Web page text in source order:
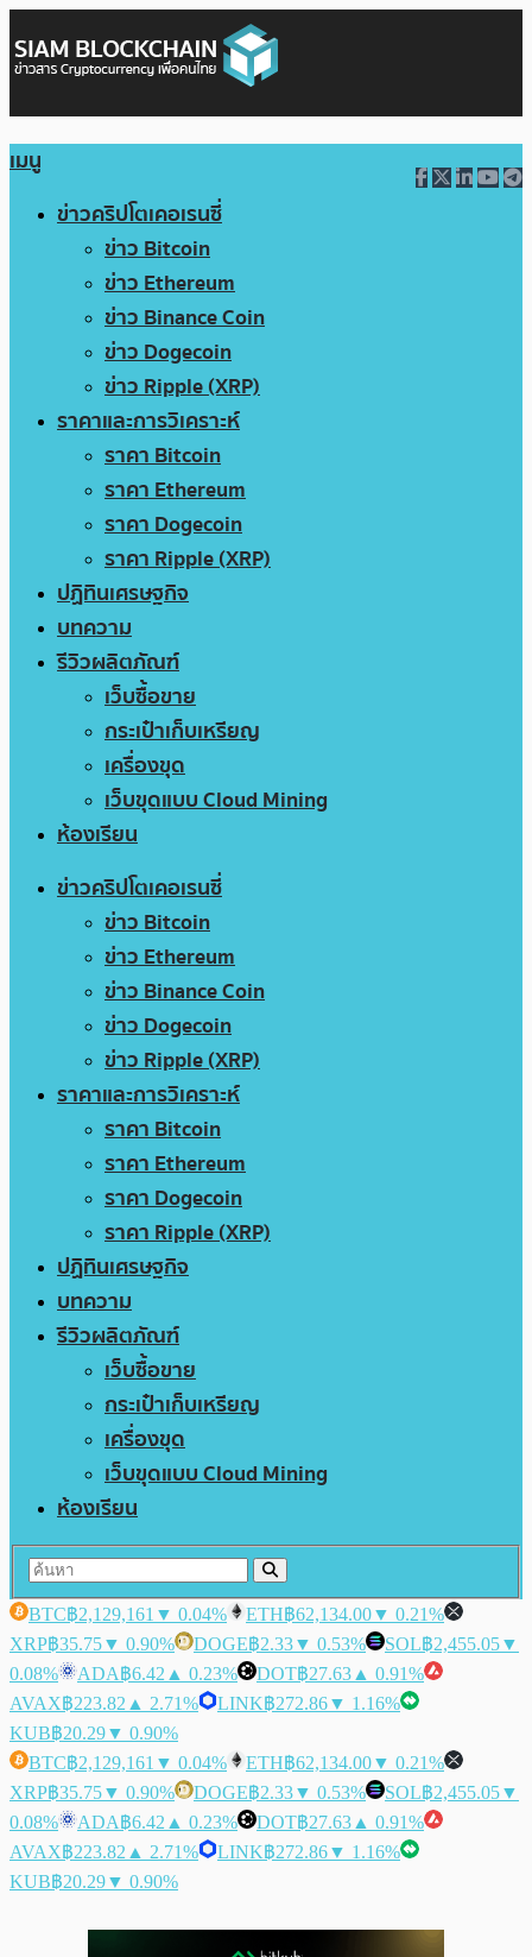
เมนู
ข่าวคริปโตเคอเรนซี่
ข่าว Bitcoin
ข่าว Ethereum
ข่าว Binance Coin
ข่าว Dogecoin
ข่าว Ripple (XRP)
ราคาและการวิเคราะห์
ราคา Bitcoin
ราคา Ethereum
ราคา Dogecoin
ราคา Ripple (XRP)
ปฏิทินเศรษฐกิจ
บทความ
รีวิวผลิตภัณฑ์
เว็บซื้อขาย
กระเป๋าเก็บเหรียญ
เครื่องขุด
เว็บขุดแบบ Cloud Mining
ห้องเรียน
ข่าวคริปโตเคอเรนซี่
ข่าว Bitcoin
ข่าว Ethereum
ข่าว Binance Coin
ข่าว Dogecoin
ข่าว Ripple (XRP)
ราคาและการวิเคราะห์
ราคา Bitcoin
ราคา Ethereum
ราคา Dogecoin
ราคา Ripple (XRP)
ปฏิทินเศรษฐกิจ
บทความ
รีวิวผลิตภัณฑ์
เว็บซื้อขาย
กระเป๋าเก็บเหรียญ
เครื่องขุด
เว็บขุดแบบ Cloud Mining
ห้องเรียน
BTC฿2,129,161 ▼ 0.04% ETH฿62,134.00▼ 0.21%
XRP฿35.75▼ 0.90% DOGE฿2.33▼ 0.53% SOL฿2,455.05▼
0.08%
ADA฿6.42 ▲ 0.23% DOT฿27.63 ▲ 0.91%
AVAX฿223.82 ▲ 2.71% LINK฿272.86▼ 1.16%
KUB฿20.29▼ 0.90%
BTC฿2,129,161 ▼ 0.04% ETH฿62,134.00▼ 0.21%
XRP฿35.75▼ 0.90% DOGE฿2.33▼ 0.53% SOL฿2,455.05▼
0.08%
ADA฿6.42 ▲ 0.23% DOT฿27.63 ▲ 0.91%
AVAX฿223.82 ▲ 2.71% LINK฿272.86▼ 1.16%
KUB฿20.29▼ 0.90%